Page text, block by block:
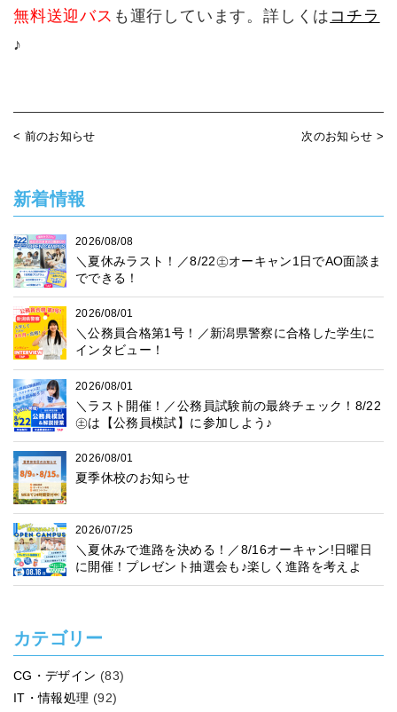
無料送迎バス も運行しています。詳しくは コチラ
♪
< 前のお知らせ 次のお知らせ >
新着情報
2026/08/08
＼夏休みラスト！／8/22㊏オーキャン1日でAO面談ま
でできる！
2026/08/01
＼公務員合格第1号！／新潟県警察に合格した学生に
インタビュー！
2026/08/01
＼ラスト開催！／公務員試験前の最終チェック！8/22
㊏は【公務員模試】に参加しよう♪
2026/08/01
夏季休校のお知らせ
2026/07/25
＼夏休みで進路を決める！／8/16オーキャン!日曜日
に開催！プレゼント抽選会も♪楽しく進路を考えよ
う！
カテゴリー
CG・デザイン (83)
IT・情報処理 (92)